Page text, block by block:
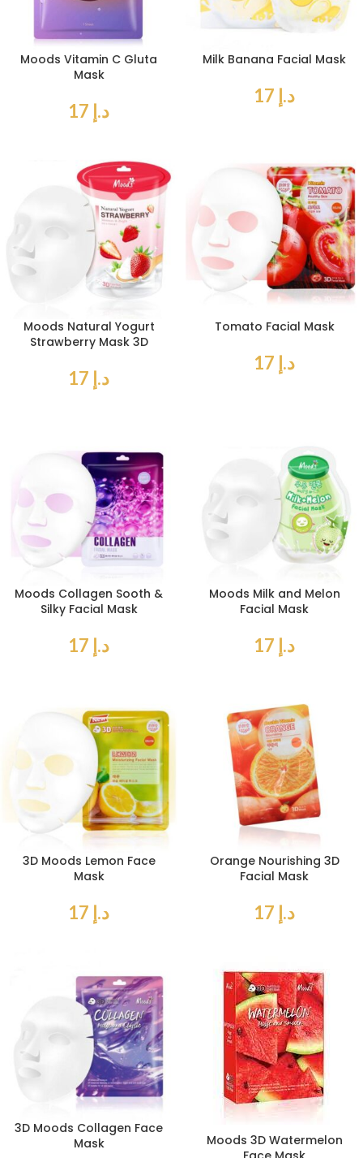
Moods Vitamin C Gluta
Mask
د.إ
Milk Banana Facial Mask
د.إ
Moods Natural Yogurt
Strawberry Mask 3D
د.إ
Tomato Facial Mask
د.إ
Moods Collagen Sooth &
Silky Facial Mask
د.إ
Moods Milk and Melon
Facial Mask
د.إ
3D Moods Lemon Face
Mask
د.إ
Orange Nourishing 3D
Facial Mask
د.إ
3D Moods Collagen Face
Mask
Moods 3D Watermelon